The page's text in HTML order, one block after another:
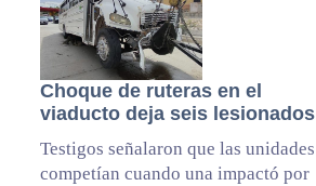
Choque de ruteras en el
viaducto deja seis lesionados
Testigos señalaron que las unidades
competían cuando una impactó por